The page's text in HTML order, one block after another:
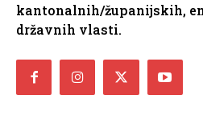
kantonalnih/županijskih,
državnih vlasti.